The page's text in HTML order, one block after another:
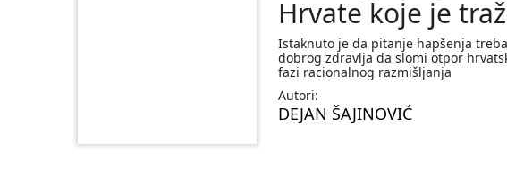
Hrvate koje je
Istaknuto je da pitanje hapšenja
dobrog zdravlja da slomi otpor
fazi racionalnog razmišljanja
Autori:
DEJAN ŠAJINOVIĆ